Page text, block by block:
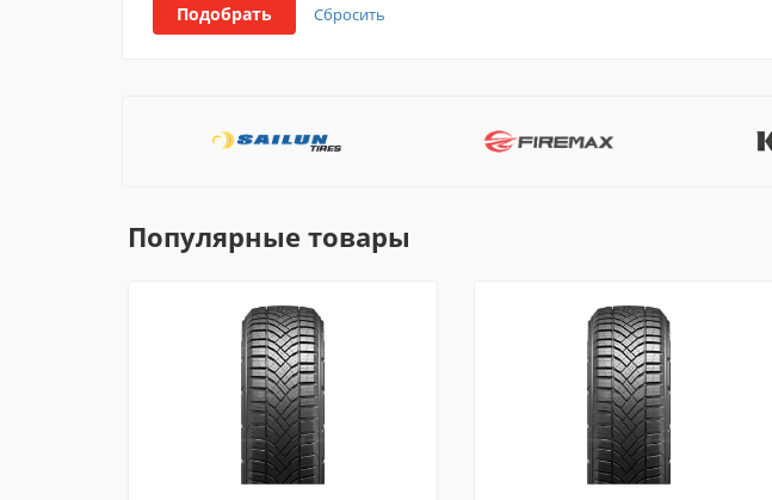
Подобрать Сбросить
Популярные товары